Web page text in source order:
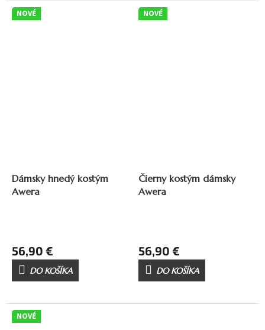
NOVÉ
Dámsky hnedý kostým
Awera
56,90 €
DO KOŠÍKA
NOVÉ
Čierny kostým dámsky
Awera
56,90 €
DO KOŠÍKA
NOVÉ